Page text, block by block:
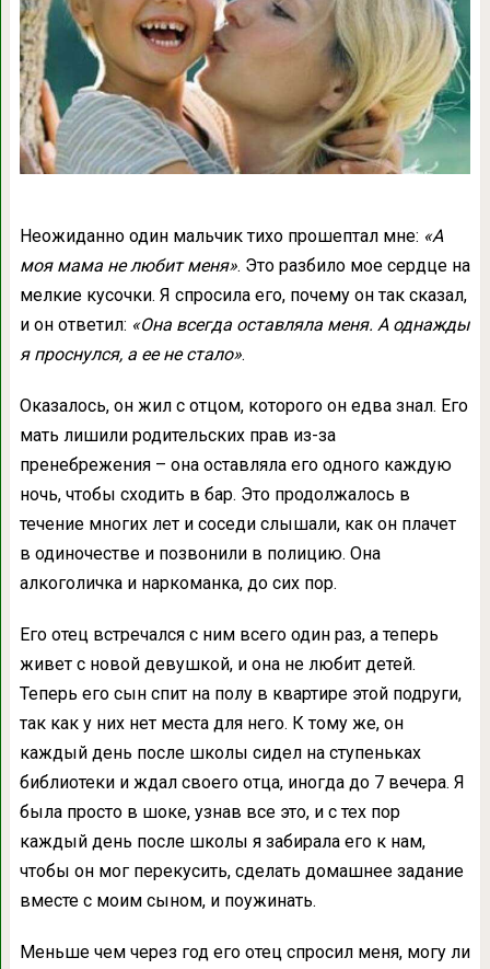
Неожиданно один мальчик тихо прошептал мне: «А
моя мама не любит меня». Это разбило мое сердце на
мелкие кусочки. Я спросила его, почему он так сказал,
и он ответил: «Она всегда оставляла меня. А однажды
я проснулся, а ее не стало».
Оказалось, он жил с отцом, которого он едва знал. Его
мать лишили родительских прав из-за
пренебрежения – она оставляла его одного каждую
ночь, чтобы сходить в бар. Это продолжалось в
течение многих лет и соседи слышали, как он плачет
в одиночестве и позвонили в полицию. Она
алкоголичка и наркоманка, до сих пор.
Его отец встречался с ним всего один раз, а теперь
живет с новой девушкой, и она не любит детей.
Теперь его сын спит на полу в квартире этой подруги,
так как у них нет места для него. К тому же, он
каждый день после школы сидел на ступеньках
библиотеки и ждал своего отца, иногда до 7 вечера. Я
была просто в шоке, узнав все это, и с тех пор
каждый день после школы я забирала его к нам,
чтобы он мог перекусить, сделать домашнее задание
вместе с моим сыном, и поужинать.
Меньше чем через год его отец спросил меня, могу ли